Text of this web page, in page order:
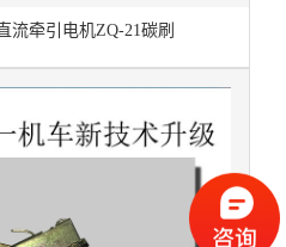
流牵引电机ZQ-21碳刷